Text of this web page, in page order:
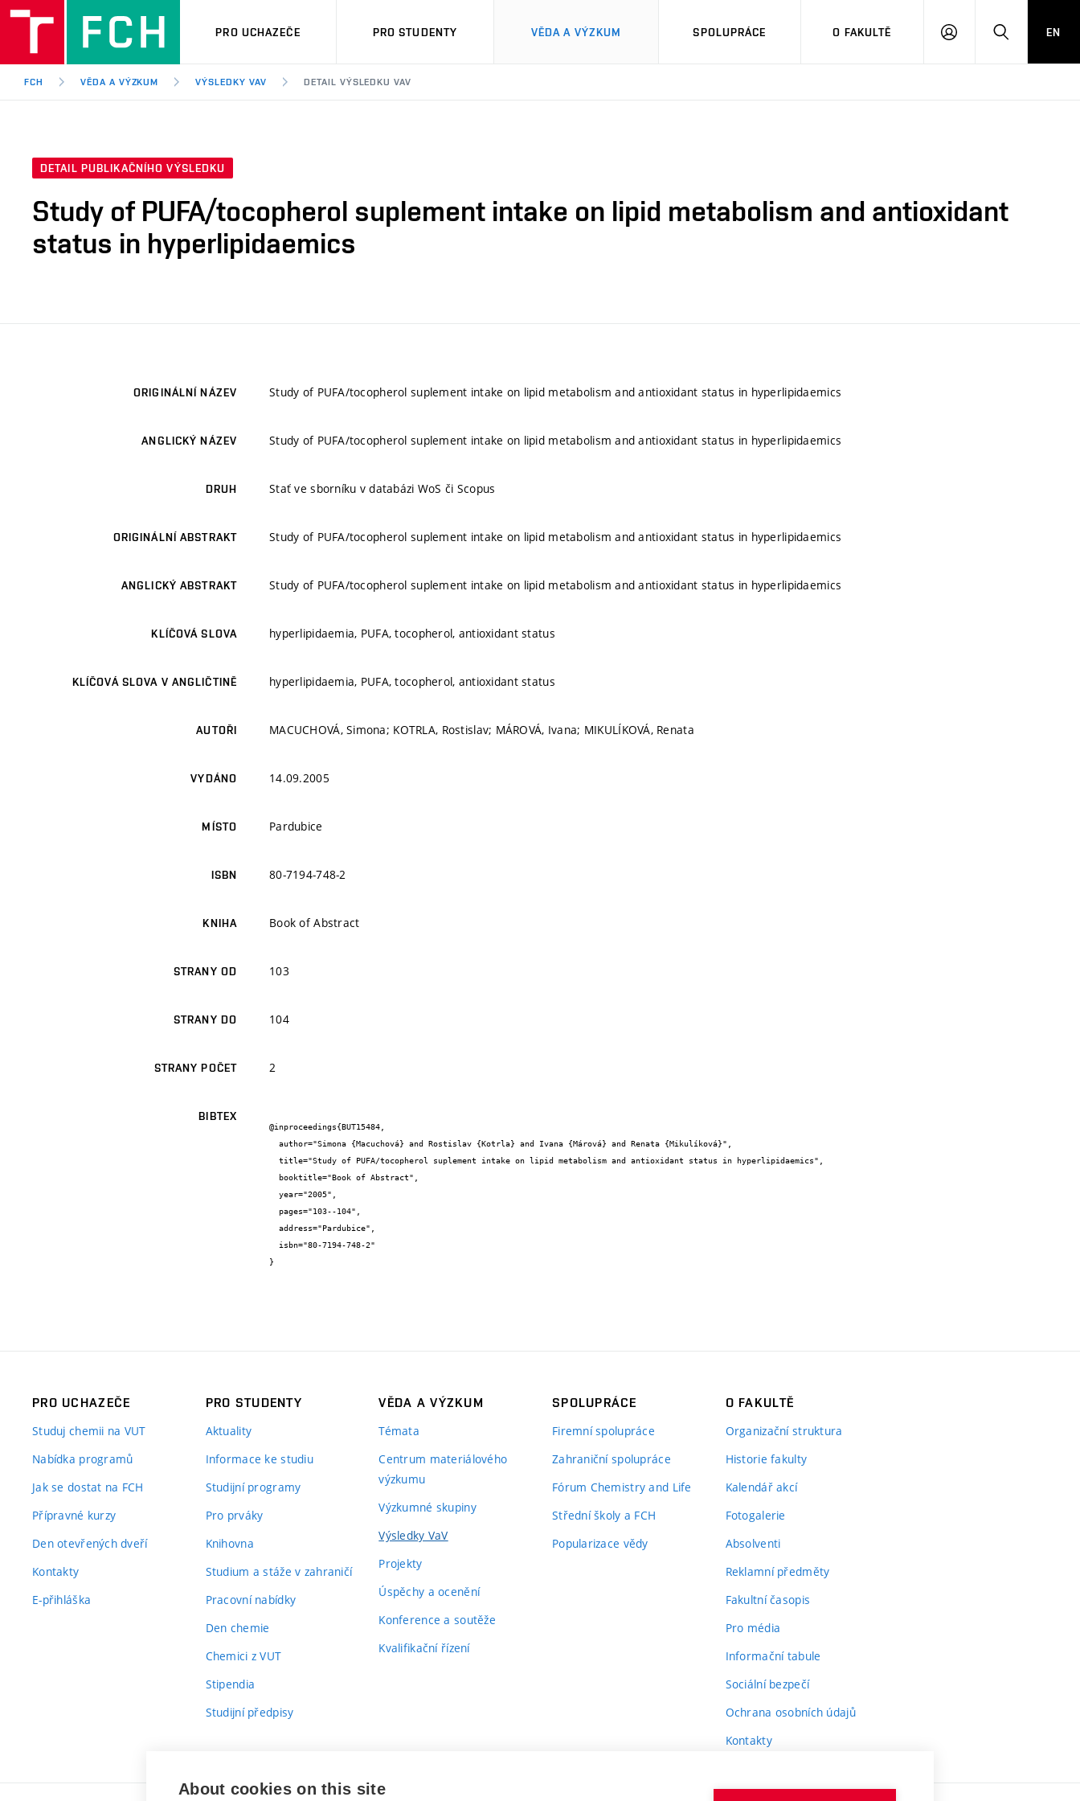
PRO UCHAZEČE PRO STUDENTY VĚDA A VÝZKUM SPOLUPRÁCE O FAKULTĚ
PŘIHLÁSITHLEDAT
EN
FCH VĚDA A VÝZKUM VÝSLEDKY VAV DETAIL VÝSLEDKU VAV
DETAIL PUBLIKAČNÍHO VÝSLEDKU
Study of PUFA/tocopherol suplement intake on lipid metabolism and antioxidant
status in hyperlipidaemics
ORIGINÁLNÍ NÁZEV Study of PUFA/tocopherol suplement intake on lipid metabolism and antioxidant status in hyperlipidaemics
ANGLICKÝ NÁZEV Study of PUFA/tocopherol suplement intake on lipid metabolism and antioxidant status in hyperlipidaemics
DRUH Stať ve sborníku v databázi WoS či Scopus
ORIGINÁLNÍ ABSTRAKT Study of PUFA/tocopherol suplement intake on lipid metabolism and antioxidant status in hyperlipidaemics
ANGLICKÝ ABSTRAKT Study of PUFA/tocopherol suplement intake on lipid metabolism and antioxidant status in hyperlipidaemics
KLÍČOVÁ SLOVA hyperlipidaemia, PUFA, tocopherol, antioxidant status
KLÍČOVÁ SLOVA V ANGLIČTINĚ hyperlipidaemia, PUFA, tocopherol, antioxidant status
AUTOŘI MACUCHOVÁ, Simona; KOTRLA, Rostislav; MÁROVÁ, Ivana; MIKULÍKOVÁ, Renata
VYDÁNO 14.09.2005
MÍSTO Pardubice
ISBN 80-7194-748-2
KNIHA Book of Abstract
STRANY OD 103
STRANY DO 104
STRANY POČET 2
BIBTEX
@inproceedings{BUT15484,
}
PRO UCHAZEČE
Studuj chemii na VUT
Nabídka programů
Jak se dostat na FCH
Přípravné kurzy
Den otevřených dveří
Kontakty
E-přihláška
PRO STUDENTY
Aktuality
Informace ke studiu
Studijní programy
Pro prváky
Knihovna
Studium a stáže v zahraničí
Pracovní nabídky
Den chemie
Chemici z VUT
Stipendia
Studijní předpisy
VĚDA A VÝZKUM
Témata
Centrum materiálového
výzkumu
Výzkumné skupiny
Výsledky VaV
Projekty
Úspěchy a ocenění
Konference a soutěže
Kvalifikační řízení
SPOLUPRÁCE
Firemní spolupráce
Zahraniční spolupráce
Fórum Chemistry and Life
Střední školy a FCH
Popularizace vědy
O FAKULTĚ
Organizační struktura
Historie fakulty
Kalendář akcí
Fotogalerie
Absolventi
Reklamní předměty
Fakultní časopis
Pro média
Informační tabule
Sociální bezpečí
Ochrana osobních údajů
Kontakty
About cookies on this site